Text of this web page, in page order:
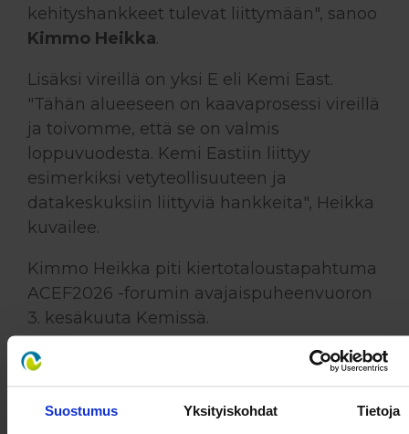
Suostumus Yksityiskohdat Tietoja
kehityshankkeet tulevat liittymään", sanoo
Kimmo Heikka.
Lisäksi vireillä on yksi E eli Kemi East.
"Tähän alueeseen on kaavaprosessi vireillä
ja toivomme, että se on valmis
loppuvuodesta. Kemi Eastiin liittyy
esimerkiksi vetyteollisuuteen ja
datakeskuksiin liittyviä hankkeita", Heikka
kuvailee.
Kimmo Heikka piti kiertotaloustapahtuma
ACEF2026 -forumin avajaispuheenvuoron
3. kesäkuuta Kemissä.